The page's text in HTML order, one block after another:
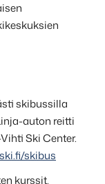
skibussilla
auton reitti
Ski Center.
skibus
kurssit.